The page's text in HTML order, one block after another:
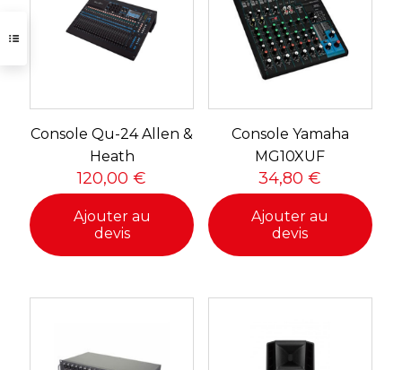
Console Qu-24 Allen &
Heath
120,00€
Ajouter au
devis
Console Yamaha
MG10XUF
34,80€
Ajouter au
devis